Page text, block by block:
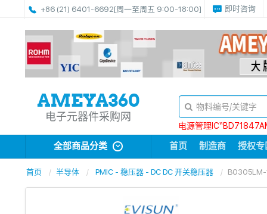
+86 (21) 6401-6692[周一至周五 9:00-18:00] 即时咨询
电子元器件采购网
电源管理
全部商品分类 首页 制造商 授权专
首页 半导体 PMIC - 稳压器 - DC DC 开关稳压器 B0305LM-